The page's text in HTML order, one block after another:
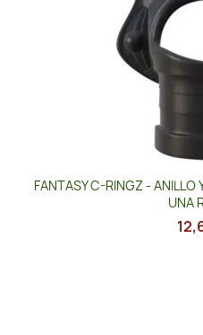
FANTASY C-RINGZ - ANILLO
UNA